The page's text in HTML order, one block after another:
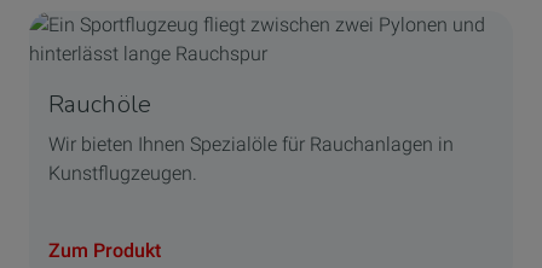
Rauchöle
Wir bieten Ihnen Spezialöle für Rauchanlagen in
Kunstflugzeugen.
Zum Produkt